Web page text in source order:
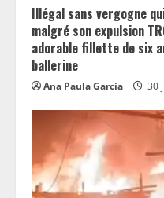
Illégal sans vergogne
malgré son expulsion
adorable fillette de six
ballerine
Ana Paula García 30